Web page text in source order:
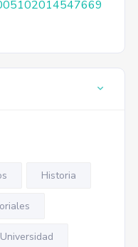
Historia
Universidad